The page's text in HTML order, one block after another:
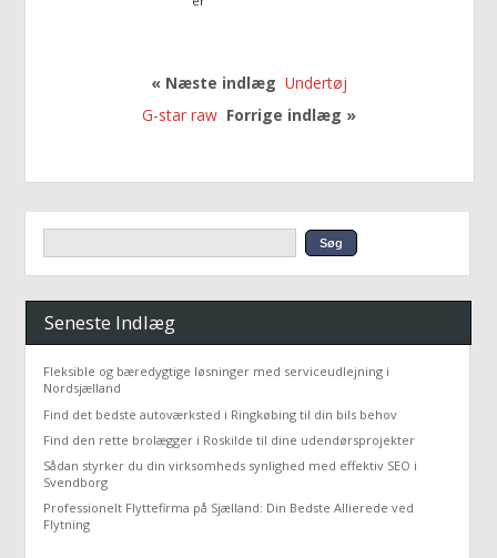
« Næste indlægUndertøj
G-star raw Forrige indlæg »
Seneste Indlæg
Fleksible og bæredygtige løsninger med serviceudlejning i
Nordsjælland
Find det bedste autoværksted i Ringkøbing til din bils behov
Find den rette brolægger i Roskilde til dine udendørsprojekter
Sådan styrker du din virksomheds synlighed med effektiv SEO i
Svendborg
Professionelt Flyttefirma på Sjælland: Din Bedste Allierede ved
Flytning